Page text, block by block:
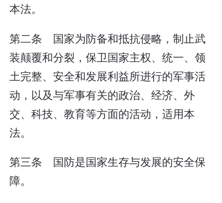
本法。
第二条 国家为防备和抵抗侵略，制止武
装颠覆和分裂，保卫国家主权、统一、领
土完整、安全和发展利益所进行的军事活
动，以及与军事有关的政治、经济、外
交、科技、教育等方面的活动，适用本
法。
第三条 国防是国家生存与发展的安全保
障。